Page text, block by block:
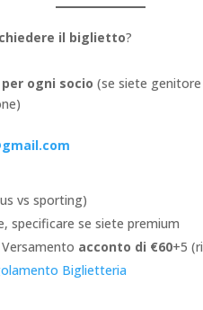
il biglietto?
ogni socio (se siete
vs sporting)
specificare se siete premium
Versamento acconto di €60+5
Biglietteria